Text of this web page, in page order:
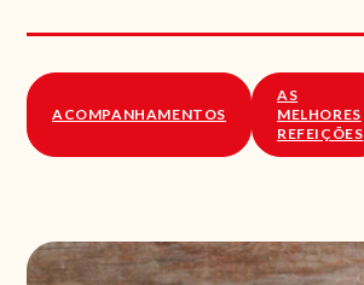
ACOMPANHAMENTOS
AS
MELHORES
REFEIÇÕES